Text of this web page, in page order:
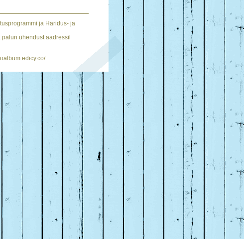
ja Haridus- ja
ühendust aadressil